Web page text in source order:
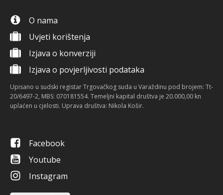
O nama
Uvjeti korištenja
Izjava o konverziji
Izjava o povjerljivosti podataka
Upisano u sudski registar Trgovačkog suda u Varaždinu pod brojem: Tt-
20/6497-2, MBS: 070181554. Temeljni kapital društva je 20.000,00 kn
uplaćen u cjelosti. Uprava društva: Nikola Košir.
Facebook
Youtube
Instagram